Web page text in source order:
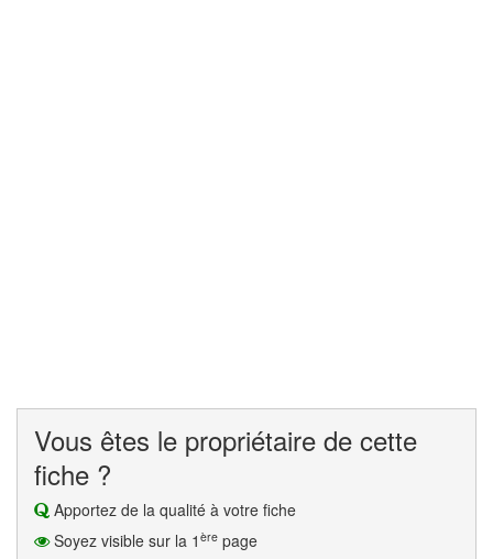
Vous êtes le propriétaire de cette
fiche ?
Apportez de la qualité à votre fiche
Soyez visible sur la 1 ère page